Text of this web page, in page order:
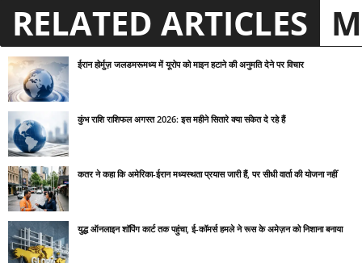
RELATED ARTICLES
ईरान होर्मुज़ जलडमरूमध्य में यूरोप को माइन हटाने की अनुमति देने पर विचार
कुंभ राशि राशिफल अगस्त 2026: इस महीने सितारे क्या संकेत दे रहे हैं
कतर ने कहा कि अमेरिका-ईरान मध्यस्थता प्रयास जारी हैं, पर सीधी वार्ता की योजना नहीं
युद्ध ऑनलाइन शॉपिंग कार्ट तक पहुंचा, ई-कॉमर्स हमले ने रूस के अमेज़न को निशाना बनाया